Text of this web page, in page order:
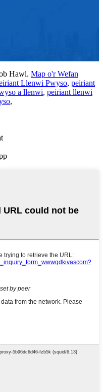
Hawl. Map o'r Wefan
Llenwi Pwyso, peiriant
a llenwi, peiriant llenwi
,